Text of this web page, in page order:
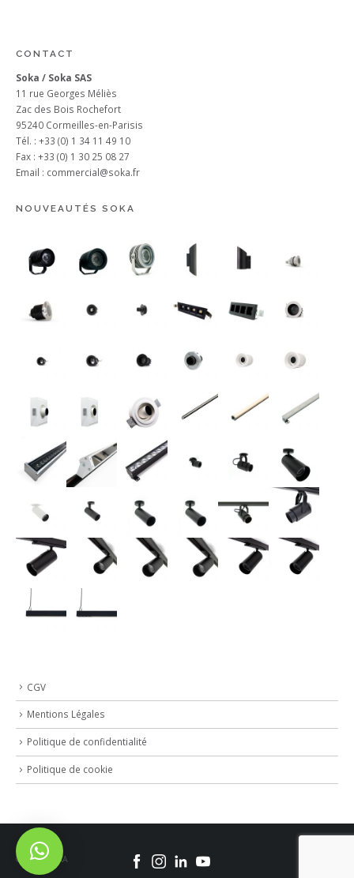
CONTACT
Soka / Soka SAS
11 rue Georges Méliès
Zac des Bois Rochefort
95240 Cormeilles-en-Parisis
Tél. : +33 (0) 1 34 11 49 10
Fax : +33 (0) 1 30 25 08 27
Email : commercial@soka.fr
NOUVEAUTÉS SOKA
CGV
Mentions Légales
Politique de confidentialité
Politique de cookie
© 2020 SOKA